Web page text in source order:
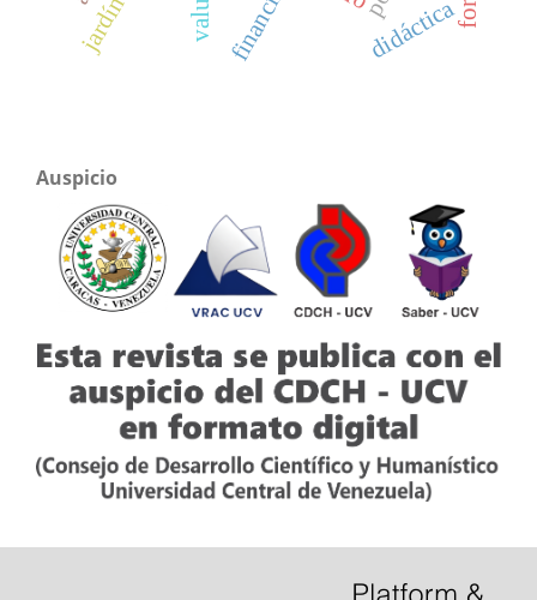
didáctica
Auspicio